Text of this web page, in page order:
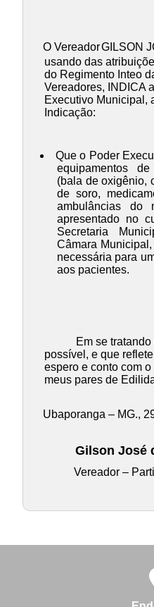
O VereadorGILSON
usando das
do Regimento Inteo
Vereadores, INDICA
Executivo Municipal,
Indicação:
Que o Poder
equipamentos
(bala de oxigênio,
de soro,
ambulâncias do
apresentado no
Secretaria
Câmara
necessária para
aos pacientes.
Em se
possível, e que
espero e conto com
meus pares de
Ubaporanga – MG.,
Gilson José
Vereador –